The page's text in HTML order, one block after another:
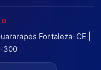
Fortaleza-CE |
300